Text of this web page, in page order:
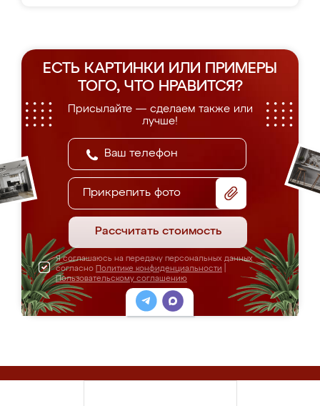
ЕСТЬ КАРТИНКИ ИЛИ ПРИМЕРЫ
ТОГО, ЧТО НРАВИТСЯ?
Присылайте — сделаем также или
лучше!
Прикрепить фото
Рассчитать стоимость
Я соглашаюсь на передачу персональных данных
согласно Политике конфиденциальности
Пользовательскому соглашению